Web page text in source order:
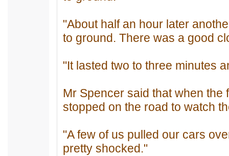
"About half an hour later
to ground. There was a good
"It lasted two to three minutes
Mr Spencer said that when
stopped on the road to watch
"A few of us pulled our cars
pretty shocked."